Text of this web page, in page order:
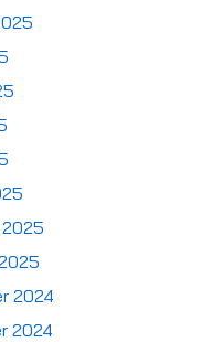
2024
2024